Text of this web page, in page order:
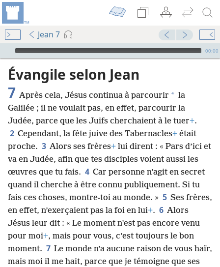
Jean 7
Audio Player
00:00
Évangile selon Jean
7 Après cela, Jésus continua à parcourir * la
Galilée ; il ne voulait pas, en effet, parcourir la
Judée, parce que les Juifs cherchaient à le tuer+.
2 Cependant, la fête juive des Tabernacles+ était
proche. 3 Alors ses frères+ lui dirent : « Pars d’ici et
va en Judée, afin que tes disciples voient aussi les
œuvres que tu fais. 4 Car personne n’agit en secret
quand il cherche à être connu publiquement. Si tu
fais ces choses, montre-toi au monde. » 5 Ses frères,
en effet, n’exerçaient pas la foi en lui+. 6 Alors
Jésus leur dit : « Le moment n’est pas encore venu
pour moi+, mais pour vous, c’est toujours le bon
moment. 7 Le monde n’a aucune raison de vous haïr,
mais moi il me hait, parce que je témoigne que ses